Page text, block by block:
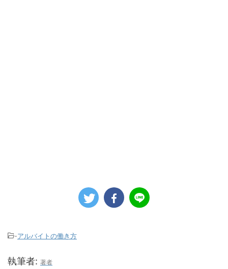
-アルバイトの働き方
執筆者: 著者